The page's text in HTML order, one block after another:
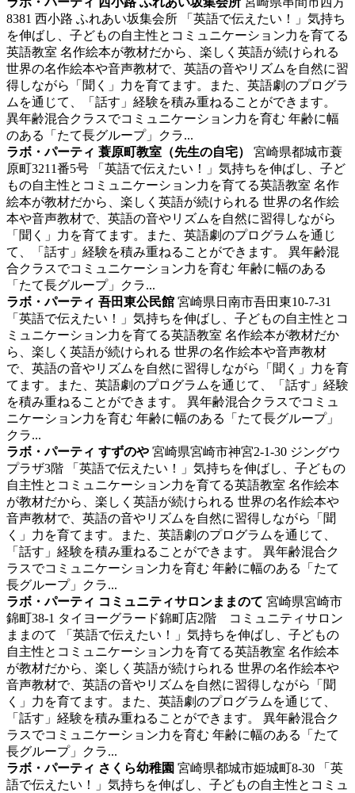
8381 西小路 ふれあい坂集会所
「英語で伝えたい！」気持ち
を伸ばし、子どもの自主性とコミュニケーション力を育てる
英語教室 名作絵本が教材だから、楽しく英語が続けられる
世界の名作絵本や音声教材で、英語の音やリズムを自然に習
得しながら「聞く」力を育てます。また、英語劇のプログラ
ムを通じて、「話す」経験を積み重ねることができます。
異年齢混合クラスでコミュニケーション力を育む 年齢に幅
のある「たて長グループ」クラ...
ラボ・パーティ 蓑原町教室（先生の自宅）
宮崎県都城市蓑
原町3211番5号
「英語で伝えたい！」気持ちを伸ばし、子ど
もの自主性とコミュニケーション力を育てる英語教室 名作
絵本が教材だから、楽しく英語が続けられる 世界の名作絵
本や音声教材で、英語の音やリズムを自然に習得しながら
「聞く」力を育てます。また、英語劇のプログラムを通じ
て、「話す」経験を積み重ねることができます。 異年齢混
合クラスでコミュニケーション力を育む 年齢に幅のある
「たて長グループ」クラ...
ラボ・パーティ 吾田東公民館 宮崎県日南市吾田東10-7-31
「英語で伝えたい！」気持ちを伸ばし、子どもの自主性とコ
ミュニケーション力を育てる英語教室 名作絵本が教材だか
ら、楽しく英語が続けられる 世界の名作絵本や音声教材
で、英語の音やリズムを自然に習得しながら「聞く」力を育
てます。また、英語劇のプログラムを通じて、「話す」経験
を積み重ねることができます。 異年齢混合クラスでコミュ
ニケーション力を育む 年齢に幅のある「たて長グループ」
クラ...
ラボ・パーティ すずのや 宮崎県宮崎市神宮2-1-30 ジングウ
プラザ3階
「英語で伝えたい！」気持ちを伸ばし、子どもの
自主性とコミュニケーション力を育てる英語教室 名作絵本
が教材だから、楽しく英語が続けられる 世界の名作絵本や
音声教材で、英語の音やリズムを自然に習得しながら「聞
く」力を育てます。また、英語劇のプログラムを通じて、
「話す」経験を積み重ねることができます。 異年齢混合ク
ラスでコミュニケーション力を育む 年齢に幅のある「たて
長グループ」クラ...
ラボ・パーティ コミュニティサロンままのて 宮崎県宮崎市
錦町38-1 タイヨーグラード錦町店2階 コミュニティサロン
ままのて
「英語で伝えたい！」気持ちを伸ばし、子どもの
自主性とコミュニケーション力を育てる英語教室 名作絵本
が教材だから、楽しく英語が続けられる 世界の名作絵本や
音声教材で、英語の音やリズムを自然に習得しながら「聞
く」力を育てます。また、英語劇のプログラムを通じて、
「話す」経験を積み重ねることができます。 異年齢混合ク
ラスでコミュニケーション力を育む 年齢に幅のある「たて
長グループ」クラ...
ラボ・パーティ さくら幼稚園 宮崎県都城市姫城町8‐30
「英
語で伝えたい！」気持ちを伸ばし、子どもの自主性とコミュ